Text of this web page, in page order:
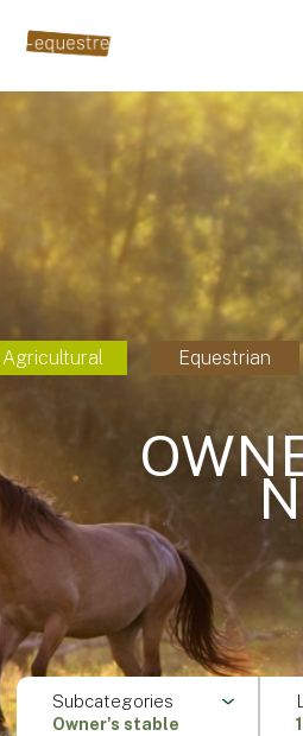
Agricultural Equestrian
Subcategories
Owner's stable